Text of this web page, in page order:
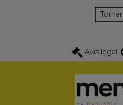
Tornar
Avís legal